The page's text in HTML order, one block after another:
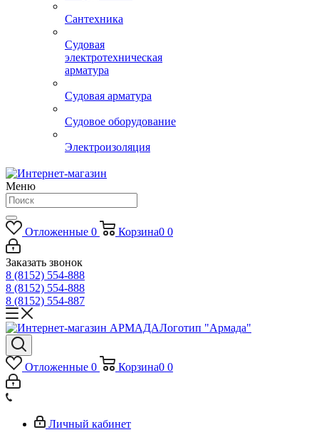
Сантехника
Судовая
электротехническая
арматура
Судовая арматура
Судовое оборудование
Электроизоляция
Меню
Отложенные 0 Корзина0 0
Заказать звонок
8 (8152) 554-888
8 (8152) 554-888
8 (8152) 554-887
Логотип "Армада"
Отложенные 0 Корзина0 0
Личный кабинет